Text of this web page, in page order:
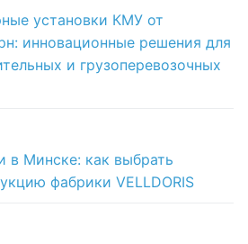
установки КМУ от
инновационные решения для
и грузоперевозочных
в Минске: как выбрать
фабрики VELLDORIS